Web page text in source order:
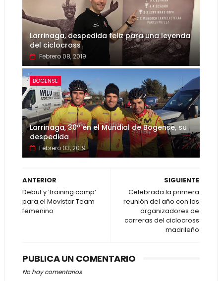
Larrinaga, despedida feliz para una leyenda
del ciclocross
Febrero 08, 2019
BOGENSE
Larrinaga, 30º en el Mundial de Bogense, su
despedida
Febrero 03, 2019
SIGUIENTE
Celebrada la primera
reunión del año con los
organizadores de
carreras del ciclocross
madrileño
ANTERIOR
Debut y ‘training camp’
para el Movistar Team
femenino
PUBLICA UN COMENTARIO
No hay comentarios